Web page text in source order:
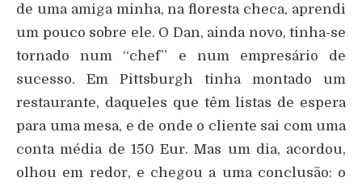
de uma amiga minha, na floresta checa, aprendi
um pouco sobre ele. O Dan, ainda novo, tinha-se
tornado num “chef” e num empresário de
sucesso. Em Pittsburgh tinha montado um
restaurante, daqueles que têm listas de espera
para uma mesa, e de onde o cliente sai com uma
conta média de 150 Eur. Mas um dia, acordou,
olhou em redor, e chegou a uma conclusão: o